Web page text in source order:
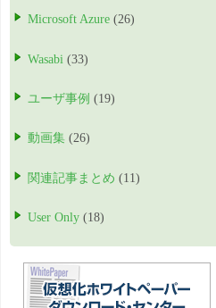
Microsoft Azure (26)
Wasabi (33)
ユーザ事例 (19)
動画集 (26)
関連記事まとめ (11)
User Only (18)